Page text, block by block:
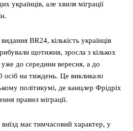
українців, але хвиля міграції
BR24, кількість українців
щотижня, зросла з кількох
до середини вересня, а до
на тиждень. Це викликало
політикумі, де канцлер Фрідріх
правил міграції.
має тимчасовий характер, у